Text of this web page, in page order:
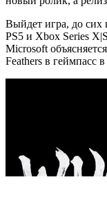
Выйдет игра, до сих
PS5 и Xbox Series
Microsoft
Feathers в геймпасс